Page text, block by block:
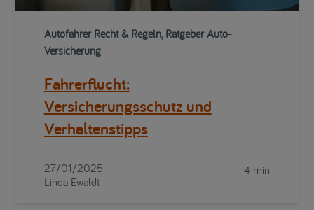
Autofahrer Recht & Regeln, Ratgeber Auto-
Versicherung
Fahrerflucht:
Versicherungsschutz und
Verhaltenstipps
27/01/2025
Linda Ewaldt
4 min